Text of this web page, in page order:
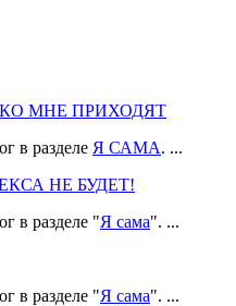
МНЕ ПРИХОДЯТ
в разделе Я САМА. ...
НЕ БУДЕТ!
в разделе "Я сама". ...
в разделе "Я сама". ...